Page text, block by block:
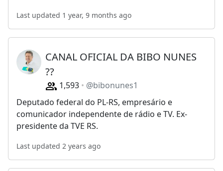
Last updated 1 year, 9 months ago
CANAL OFICIAL DA BIBO NUNES
??
1,593
@bibonunes1
Deputado federal do PL-RS, empresário e
comunicador independente de rádio e TV. Ex-
presidente da TVE RS.
Last updated 2 years ago